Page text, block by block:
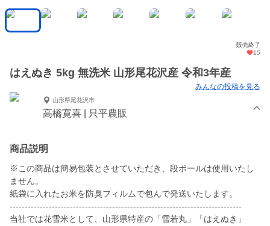
販売終了
15
はえぬき 5kg 無洗米 山形尾花沢産 令和3年産
みんなの投稿を見る
山形県尾花沢市
高橋寛喜 | 只平農販
商品説明
※この商品は簡易包装とさせていただき、段ボールは使用いたし
ません。
紙袋に入れたお米を防臭フィルムで包んで発送いたします。
-----------------------------------------------------------------------------
当社では花雪米として、山形県特産の「雪若丸」「はえぬき」